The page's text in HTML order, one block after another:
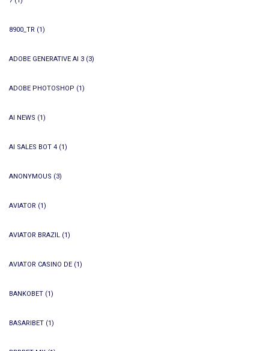
8900_TR (1)
ADOBE GENERATIVE AI 3 (3)
ADOBE PHOTOSHOP (1)
AI NEWS (1)
AI SALES BOT 4 (1)
ANONYMOUS (3)
AVIATOR (1)
AVIATOR BRAZIL (1)
AVIATOR CASINO DE (1)
BANKOBET (1)
BASARIBET (1)